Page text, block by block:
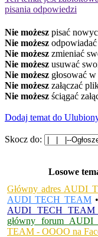
pisania odpowiedzi
Nie możesz pisać
Nie możesz
Nie możesz zmieniać
Nie możesz usuwać
Nie możesz głosować
Nie możesz załączać
Nie możesz ściągać
Dodaj temat do
Skocz do:
Losowe
Główny adres AUDI
AUDI TECH TEAM•
AUDI TECH
główny forum
TEAM - OOOO na